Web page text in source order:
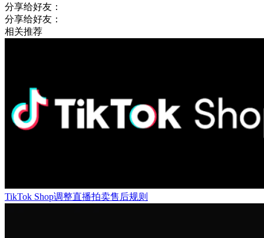
分享给好友：
分享给好友：
相关推荐
TikTok Shop调整直播拍卖售后规则